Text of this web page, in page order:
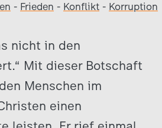
- Frieden - Konflikt - Korruption
nicht in den
Mit dieser Botschaft
Menschen im
einen